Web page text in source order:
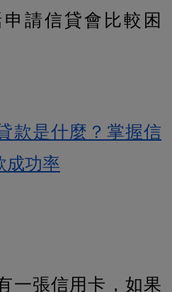
請信貸會比較困
款是什麼？掌握信
成功率
一張信用卡，如果